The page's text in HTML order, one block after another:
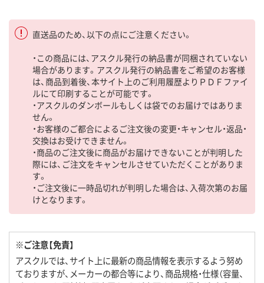
直送品のため、以下の点にご注意ください。
・この商品には、アスクル発行の納品書が同梱されていない
場合があります。アスクル発行の納品書をご希望のお客様
は、商品到着後、本サイト上のご利用履歴よりＰＤＦファイ
ルにて印刷することが可能です。
・アスクルのダンボールもしくは袋でのお届けではありま
せん。
・お客様のご都合によるご注文後の変更・キャンセル・返品・
交換はお受けできません。
・商品のご注文後に商品がお届けできないことが判明した
際には、ご注文をキャンセルさせていただくことがありま
す。
・ご注文後に一時品切れが判明した場合は、入荷次第のお届
けとなります。
※ご注意【免責】
アスクルでは、サイト上に最新の商品情報を表示するよう努め
ておりますが、メーカーの都合等により、商品規格・仕様（容量、